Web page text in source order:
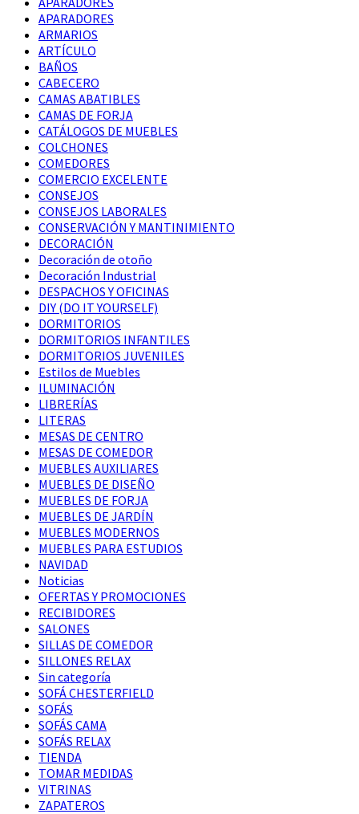
APARADORES
ARMARIOS
ARTÍCULO
BAÑOS
CABECERO
CAMAS ABATIBLES
CAMAS DE FORJA
CATÁLOGOS DE MUEBLES
COLCHONES
COMEDORES
COMERCIO EXCELENTE
CONSEJOS
CONSEJOS LABORALES
CONSERVACIÓN Y MANTINIMIENTO
DECORACIÓN
Decoración de otoño
Decoración Industrial
DESPACHOS Y OFICINAS
DIY (DO IT YOURSELF)
DORMITORIOS
DORMITORIOS INFANTILES
DORMITORIOS JUVENILES
Estilos de Muebles
ILUMINACIÓN
LIBRERÍAS
LITERAS
MESAS DE CENTRO
MESAS DE COMEDOR
MUEBLES AUXILIARES
MUEBLES DE DISEÑO
MUEBLES DE FORJA
MUEBLES DE JARDÍN
MUEBLES MODERNOS
MUEBLES PARA ESTUDIOS
NAVIDAD
Noticias
OFERTAS Y PROMOCIONES
RECIBIDORES
SALONES
SILLAS DE COMEDOR
SILLONES RELAX
Sin categoría
SOFÁ CHESTERFIELD
SOFÁS
SOFÁS CAMA
SOFÁS RELAX
TIENDA
TOMAR MEDIDAS
VITRINAS
ZAPATEROS